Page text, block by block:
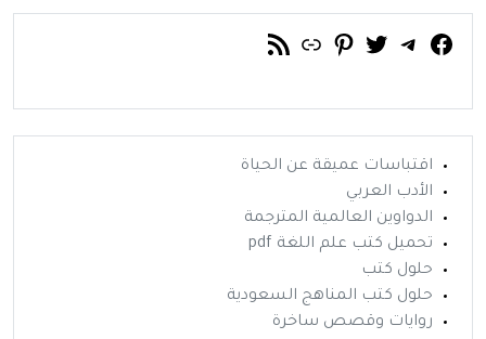
فيسبوك
تيليجرام
تويتربينتريست
رابطخلاصة RSS
اقتباسات عميقة عن الحياة
الأدب العربي
الدواوين العالمية المترجمة
تحميل كتب علم اللغة pdf
حلول كتب
حلول كتب المناهج السعودية
روايات وقصص ساخرة